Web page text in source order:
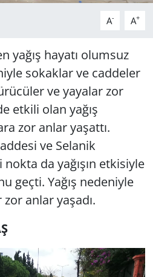
A- A+
yağış hayatı olumsuz
sokaklar ve caddeler
ve yayalar zor
etkili olan yağış
zor anlar yaşattı.
ve Selanik
da yağışın etkisiyle
geçti. Yağış nedeniyle
anlar yaşadı.